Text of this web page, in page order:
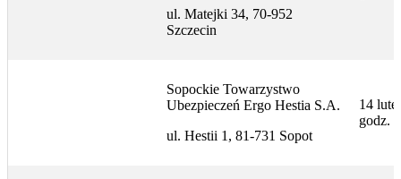
ul. Matejki 34, 70-952
Szczecin
Sopockie Towarzystwo
Ubezpieczeń Ergo Hestia S.A.
ul. Hestii 1, 81-731 Sopot
14
godz.